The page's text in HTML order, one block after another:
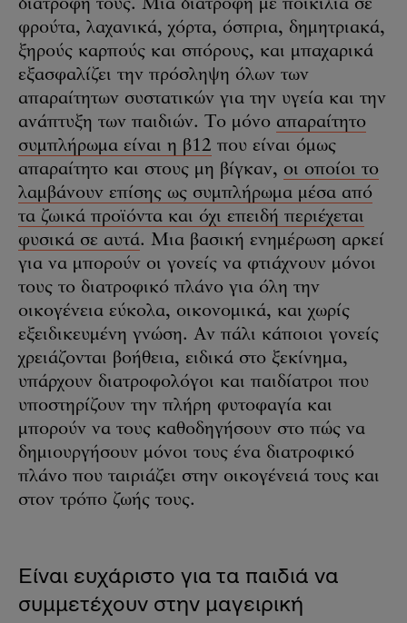
διατροφή τους. Μια διατροφή με ποικιλία σε
φρούτα, λαχανικά, χόρτα, όσπρια, δημητριακά,
ξηρούς καρπούς και σπόρους, και μπαχαρικά
εξασφαλίζει την πρόσληψη όλων των
απαραίτητων συστατικών για την υγεία και την
ανάπτυξη των παιδιών. Το μόνο απαραίτητο
συμπλήρωμα είναι η β12 που είναι όμως
απαραίτητο και στους μη βίγκαν, οι οποίοι το
λαμβάνουν επίσης ως συμπλήρωμα μέσα από
τα ζωικά προϊόντα και όχι επειδή περιέχεται
φυσικά σε αυτά. Μια βασική ενημέρωση αρκεί
για να μπορούν οι γονείς να φτιάχνουν μόνοι
τους το διατροφικό πλάνο για όλη την
οικογένεια εύκολα, οικονομικά, και χωρίς
εξειδικευμένη γνώση. Αν πάλι κάποιοι γονείς
χρειάζονται βοήθεια, ειδικά στο ξεκίνημα,
υπάρχουν διατροφολόγοι και παιδίατροι που
υποστηρίζουν την πλήρη φυτοφαγία και
μπορούν να τους καθοδηγήσουν στο πώς να
δημιουργήσουν μόνοι τους ένα διατροφικό
πλάνο που ταιριάζει στην οικογένειά τους και
στον τρόπο ζωής τους.
Είναι ευχάριστο για τα παιδιά να
συμμετέχουν στην μαγειρική